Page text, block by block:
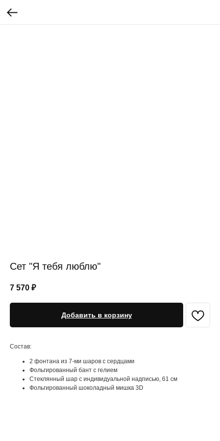
Сет "Я тебя люблю"
7 570 ₽
Добавить в корзину
Состав:
2 фонтана из 7-ми шаров с сердцами
Фольгированный бант с гелием
Стеклянный шар с индивидуальной надписью, 61 см
Фольгированный шоколадный мишка 3D